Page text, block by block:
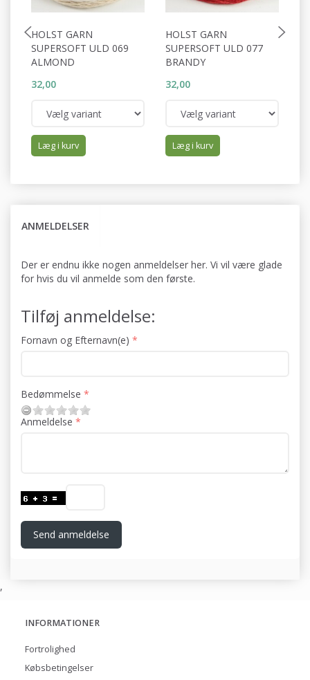
HOLST GARN
SUPERSOFT ULD 069
ALMOND
32,00
Læg i kurv
HOLST GARN
SUPERSOFT ULD 077
BRANDY
32,00
Læg i kurv
ANMELDELSER
Der er endnu ikke nogen anmeldelser her. Vi vil være glade
for hvis du vil anmelde som den første.
Tilføj anmeldelse:
Fornavn og Efternavn(e)
Bedømmelse
Anmeldelse
Send anmeldelse
,
INFORMATIONER
Fortrolighed
Købsbetingelser